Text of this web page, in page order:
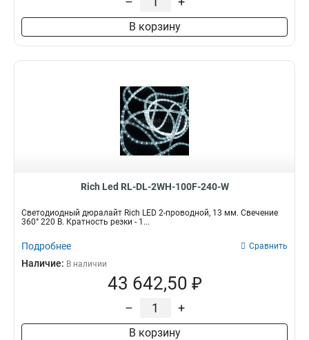
В корзину
Rich Led RL-DL-2WH-100F-240-W
Светодиодный дюралайт Rich LED 2-проводной, 13 мм. Свечение
360° 220 В. Кратность резки - 1...
Подробнее Сравнить
Наличие: В наличии
43 642,50 ₽
– +
В корзину